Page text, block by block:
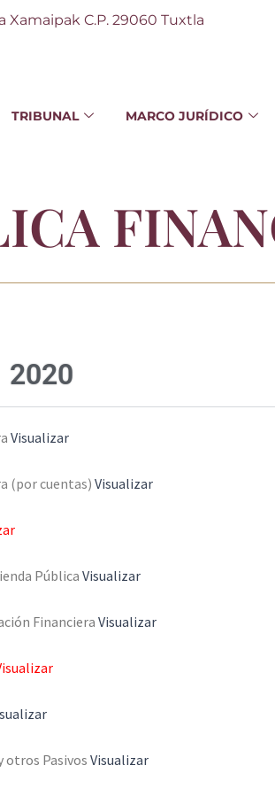
Xamaipak C.P. 29060 Tuxtla
TRIBUNAL MARCO JURÍDICO
2020
Visualizar
(por cuentas) Visualizar
Pública Visualizar
Financiera Visualizar
otros PasivosVisualizar